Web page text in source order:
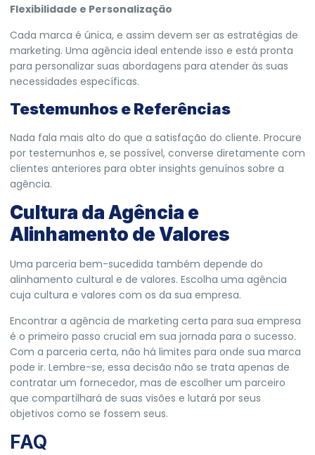
Flexibilidade e Personalização
Cada marca é única, e assim devem ser as estratégias de
marketing. Uma agência ideal entende isso e está pronta
para personalizar suas abordagens para atender às suas
necessidades específicas.
Testemunhos e Referências
Nada fala mais alto do que a satisfação do cliente. Procure
por testemunhos e, se possível, converse diretamente com
clientes anteriores para obter insights genuínos sobre a
agência.
Cultura da Agência e
Alinhamento de Valores
Uma parceria bem-sucedida também depende do
alinhamento cultural e de valores. Escolha uma agência
cuja cultura e valores com os da sua empresa.
Encontrar a agência de marketing certa para sua empresa
é o primeiro passo crucial em sua jornada para o sucesso.
Com a parceria certa, não há limites para onde sua marca
pode ir. Lembre-se, essa decisão não se trata apenas de
contratar um fornecedor, mas de escolher um parceiro
que compartilhará de suas visões e lutará por seus
objetivos como se fossem seus.
FAQ